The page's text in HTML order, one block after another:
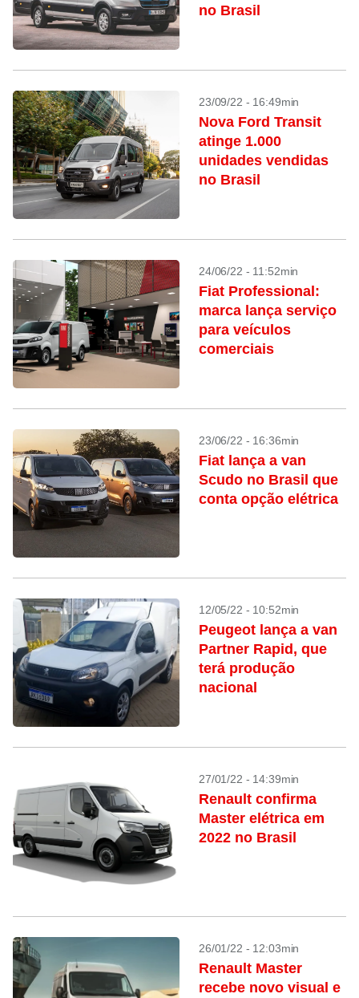
no Brasil
23/09/22 - 16:49min
Nova Ford Transit
atinge 1.000
unidades vendidas
no Brasil
24/06/22 - 11:52min
Fiat Professional:
marca lança serviço
para veículos
comerciais
23/06/22 - 16:36min
Fiat lança a van
Scudo no Brasil que
conta opção elétrica
12/05/22 - 10:52min
Peugeot lança a van
Partner Rapid, que
terá produção
nacional
27/01/22 - 14:39min
Renault confirma
Master elétrica em
2022 no Brasil
26/01/22 - 12:03min
Renault Master
recebe novo visual e